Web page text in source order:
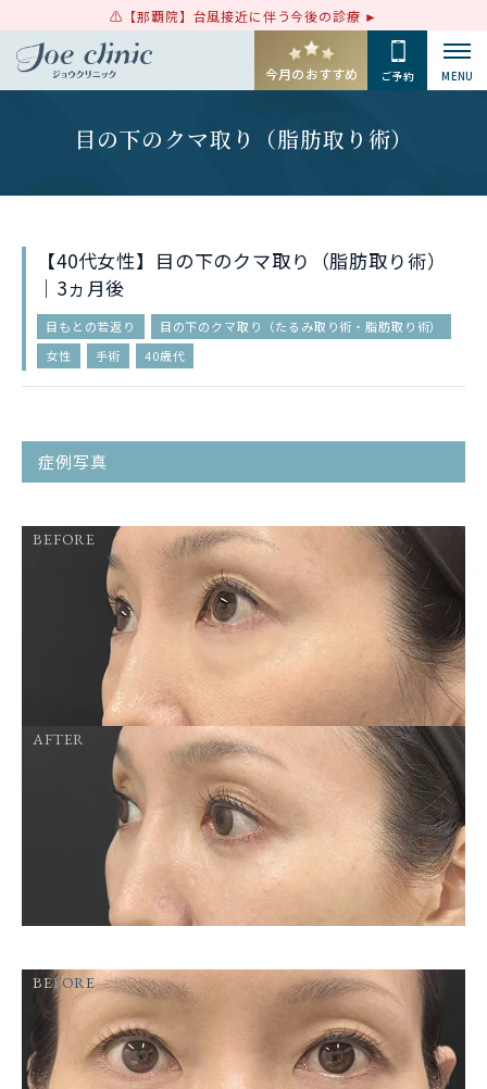
【那覇院】台風接近に伴う今後の診療
今月のおすすめ ご予約 MENU
目の下のクマ取り（脂肪取り術）
【40代女性】目の下のクマ取り（脂肪取り術）
｜3ヵ月後
目もとの若返り
目の下のクマ取り（たるみ取り術・脂肪取り術）
女性
手術 40歳代
症例写真
BEFORE
AFTER
BEFORE